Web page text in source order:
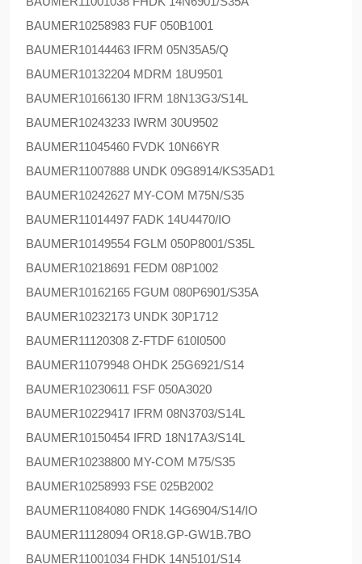
BAUMER10258983 FUF 050B1001
BAUMER10144463 IFRM 05N35A5/Q
BAUMER10132204 MDRM 18U9501
BAUMER10166130 IFRM 18N13G3/S14L
BAUMER10243233 IWRM 30U9502
BAUMER11045460 FVDK 10N66YR
BAUMER11007888 UNDK 09G8914/KS35AD1
BAUMER10242627 MY-COM M75N/S35
BAUMER11014497 FADK 14U4470/IO
BAUMER10149554 FGLM 050P8001/S35L
BAUMER10218691 FEDM 08P1002
BAUMER10162165 FGUM 080P6901/S35A
BAUMER10232173 UNDK 30P1712
BAUMER11120308 Z-FTDF 610I0500
BAUMER11079948 OHDK 25G6921/S14
BAUMER10230611 FSF 050A3020
BAUMER10229417 IFRM 08N3703/S14L
BAUMER10150454 IFRD 18N17A3/S14L
BAUMER10238800 MY-COM M75/S35
BAUMER10258993 FSE 025B2002
BAUMER11084080 FNDK 14G6904/S14/IO
BAUMER11128094 OR18.GP-GW1B.7BO
BAUMER11001034 FHDK 14N5101/S14